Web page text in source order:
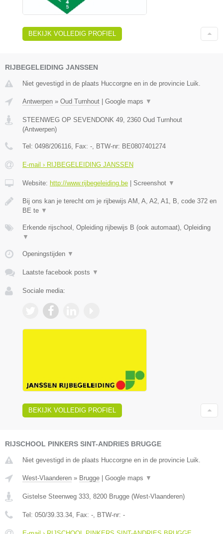
BEKIJK VOLLEDIG PROFIEL
RIJBEGELEIDING JANSSEN
Niet gevestigd in de plaats Huccorgne en in de provincie Luik.
Antwerpen » Oud Turnhout Google maps ▼
STEENWEG OP SEVENDONK 49, 2360 Oud Turnhout
(Antwerpen)
Tel: 0498/206116, Fax: -, BTW-nr: BE0807401274
E-mail › RIJBEGELEIDING JANSSEN
Website: http://www.rijbegeleiding.be Screenshot ▼
Bij ons kan je terecht om je rijbewijs AM, A, A2, A1, B, code 372 en
BE te ▼
Erkende rijschool, Opleiding rijbewijs B (ook automaat), Opleiding
▼
Openingstijden ▼
Laatste facebook posts ▼
Sociale media:
BEKIJK VOLLEDIG PROFIEL
RIJSCHOOL PINKERS SINT-ANDRIES BRUGGE
Niet gevestigd in de plaats Huccorgne en in de provincie Luik.
West-Vlaanderen » Brugge Google maps ▼
Gistelse Steenweg 333, 8200 Brugge (West-Vlaanderen)
Tel: 050/39.33.34, Fax: -, BTW-nr: -